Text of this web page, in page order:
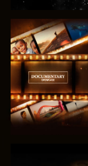
VERKEN DE
SERIE